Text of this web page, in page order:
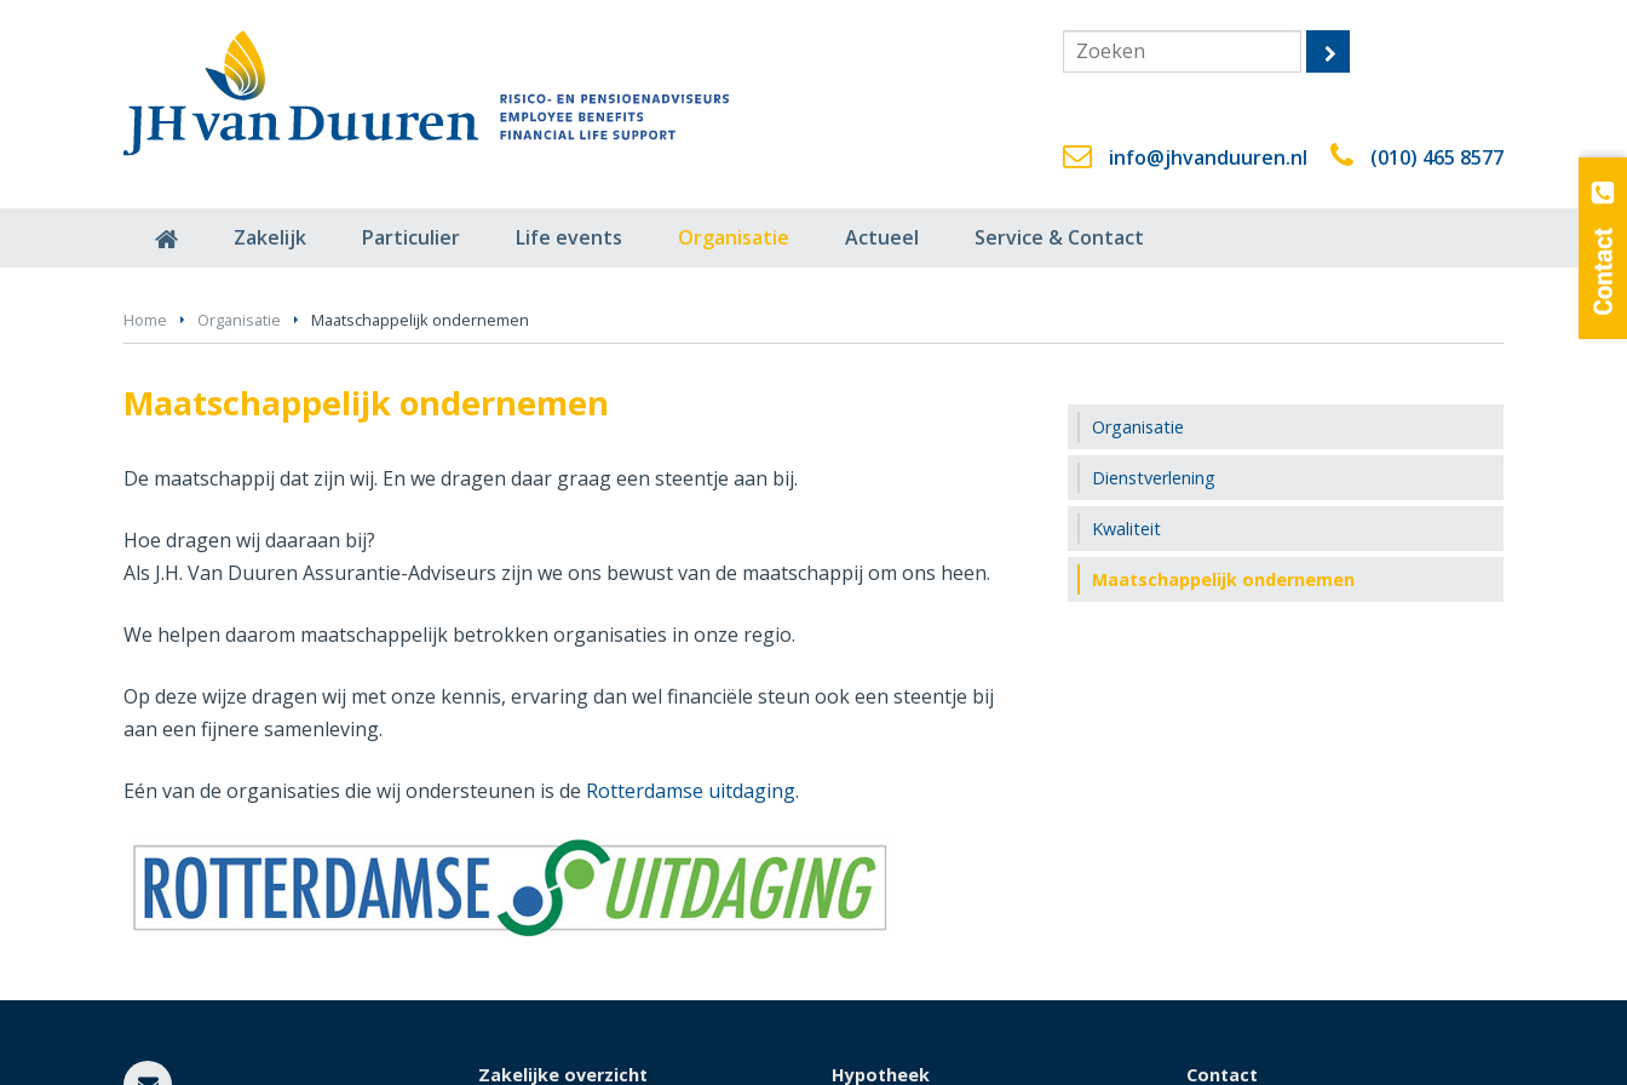
info@jhvanduuren.nl (010) 465 8577
Zakelijk Particulier Life events Organisatie Actueel Service & Contact
Home Organisatie Maatschappelijk ondernemen
Maatschappelijk ondernemen
De maatschappij dat zijn wij. En we dragen daar graag een steentje aan bij.
Hoe dragen wij daaraan bij?
Als J.H. Van Duuren Assurantie-Adviseurs zijn we ons bewust van de maatschappij om ons heen.
We helpen daarom maatschappelijk betrokken organisaties in onze regio.
Op deze wijze dragen wij met onze kennis, ervaring dan wel financiële steun ook een steentje bij
aan een fijnere samenleving.
Eén van de organisaties die wij ondersteunen is de Rotterdamse uitdaging.
Organisatie
Dienstverlening
Kwaliteit
Maatschappelijk ondernemen
Zakelijke overzicht Hypotheek Contact